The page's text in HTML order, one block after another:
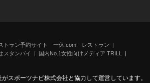
トラン予約サイト 一休.com レストラン
スタンバイ
国内No.1女性向けメディア TRILL
スポーツナビ株式会社と協力して運営しています。